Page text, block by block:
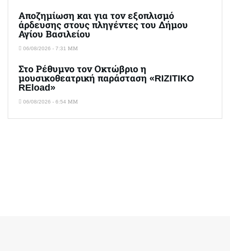
Αποζημίωση και για τον εξοπλισμό
άρδευσης στους πληγέντες του Δήμου
Αγίου Βασιλείου
06/08/2026 - 7:31 ΜΜ
Στο Ρέθυμνο τον Οκτώβριο η
μουσικοθεατρική παράσταση «RIZITIKO
REload»
06/08/2026 - 6:54 ΜΜ